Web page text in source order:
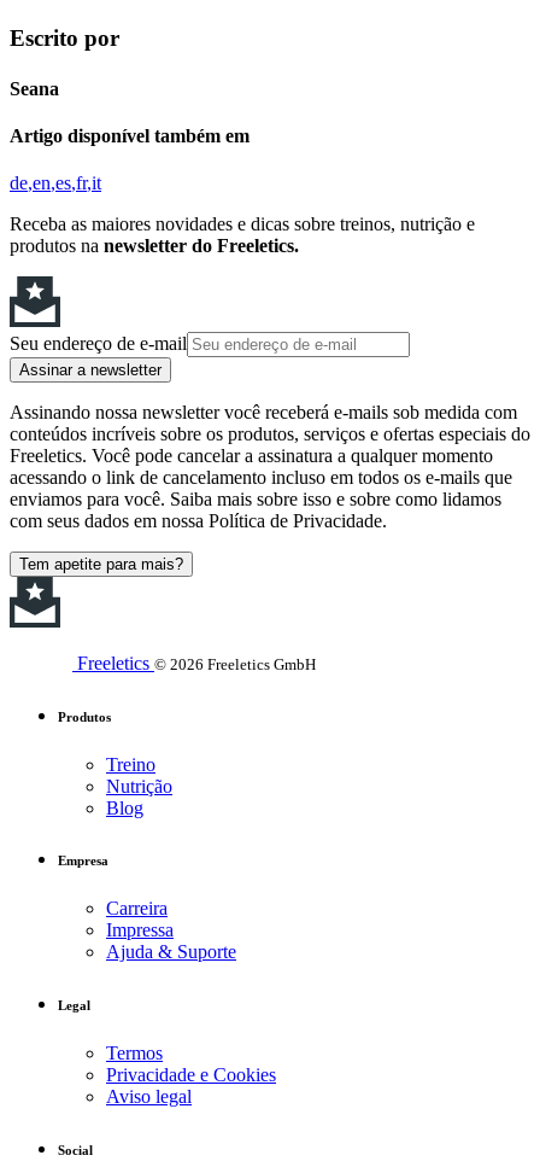
Escrito por
Seana
Artigo disponível também em
de en es fr it
Receba as maiores novidades e dicas sobre treinos, nutrição e
produtos na newsletter do Freeletics.
Seu endereço de e-mail
Assinar a newsletter
Assinando nossa newsletter você receberá e-mails sob medida com
conteúdos incríveis sobre os produtos, serviços e ofertas especiais do
Freeletics. Você pode cancelar a assinatura a qualquer momento
acessando o link de cancelamento incluso em todos os e-mails que
enviamos para você. Saiba mais sobre isso e sobre como lidamos
com seus dados em nossa Política de Privacidade.
Tem apetite para mais?
Freeletics © 2026 Freeletics GmbH
Produtos
Treino
Nutrição
Blog
Empresa
Carreira
Impressa
Ajuda & Suporte
Legal
Termos
Privacidade e Cookies
Aviso legal
Social